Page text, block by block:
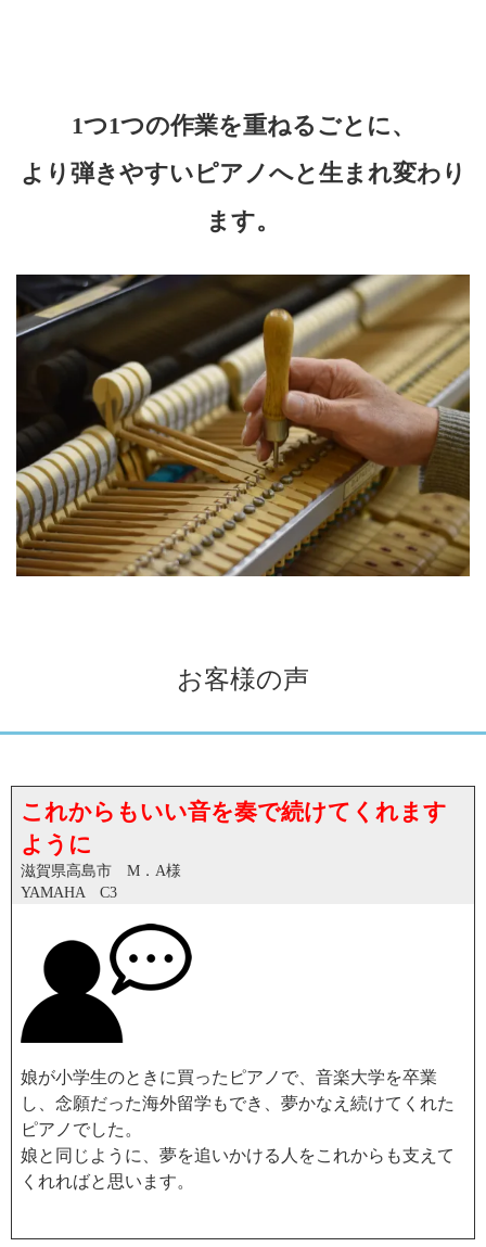
1つ1つの作業を重ねるごとに、
より弾きやすいピアノへと生まれ変わり
ます。
お客様の声
これからもいい音を奏で続けてくれます
ように
滋賀県高島市 M．A様
YAMAHA C3
娘が小学生のときに買ったピアノで、音楽大学を卒業
し、念願だった海外留学もでき、夢かなえ続けてくれた
ピアノでした。
娘と同じように、夢を追いかける人をこれからも支えて
くれればと思います。